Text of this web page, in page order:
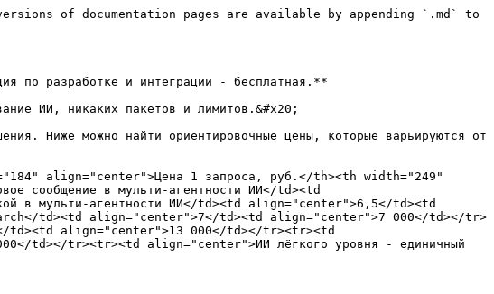
of documentation pages are available by appending `.md` to
по разработке и интеграции - бесплатная.**
ИИ, никаких пакетов и лимитов.&#x20;
Ниже можно найти ориентировочные цены, которые варьируются от
align="center">Цена 1 запроса, руб.</th><th width="249"
сообщение в мульти-агентности ИИ</td><td
в мульти-агентности ИИ</td><td align="center">6,5</td><td
td><td align="center">7</td><td align="center">7 000</td></tr>
td><td align="center">13 000</td></tr><tr><td
td></tr><tr><td align="center">ИИ лёгкого уровня - единичный